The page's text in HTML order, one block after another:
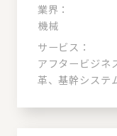
業界：
機械
サービス：
アフタービジネ
革、基幹システ